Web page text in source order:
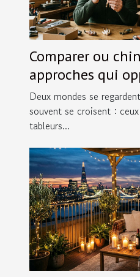
Comparer ou
approches qui
passionnés de
Deux mondes se
souvent se croisent :
tableurs...